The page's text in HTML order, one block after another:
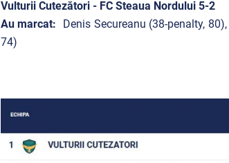
Vulturii Cutezători - FC Steaua Nordului 5-2
Au marcat: Denis Secureanu (38-penalty,
74)